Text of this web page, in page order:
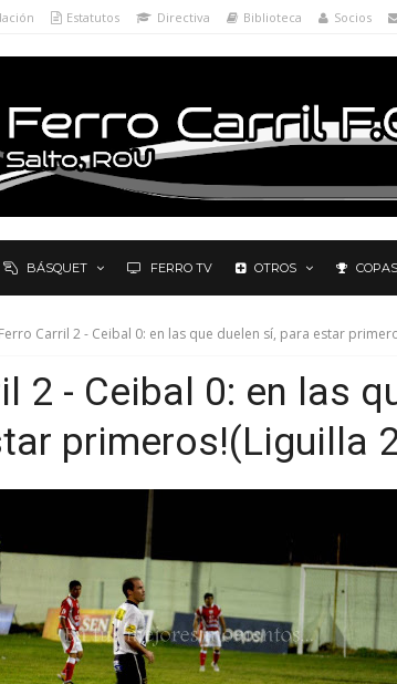
Estatutos Directiva Biblioteca Socios
BÁSQUET FERRO TV OTROS COPAS
Ferro Carril 2 - Ceibal 0: en las que duelen sí, para estar
2 - Ceibal 0: en las
primeros!(Liguilla